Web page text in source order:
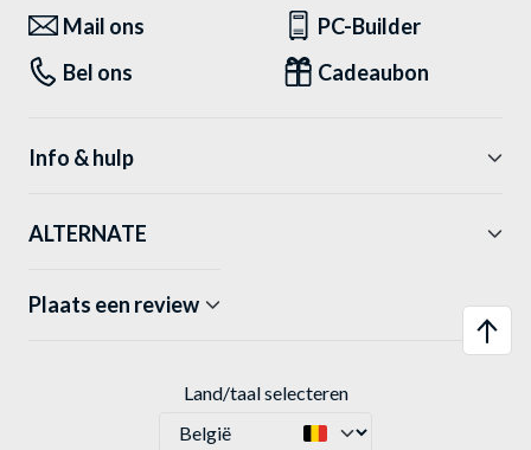
Mail ons
PC-Builder
Bel ons
Cadeaubon
Info & hulp
ALTERNATE
Plaats een review
Land/taal selecteren